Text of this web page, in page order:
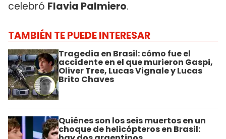
celebró Flavia Palmiero.
TAMBIÉN TE PUEDE INTERESAR
Tragedia en Brasil: cómo fue el
accidente en el que murieron Gaspi,
Oliver Tree, Lucas Vignale y Lucas
Brito Chaves
Quiénes son los seis muertos en un
choque de helicópteros en Brasil: